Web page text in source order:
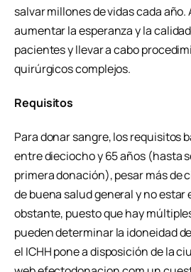
salvar millones de vidas cada
aumentar la esperanza y la
pacientes y llevar a cabo
quirúrgicos complejos.
Requisitos
Para donar sangre, los requisitos
entre dieciocho y 65 años (hasta
primera donación), pesar más de
de buena salud general y no estar
obstante, puesto que hay
pueden determinar la idoneidad
el ICHH pone a disposición de la